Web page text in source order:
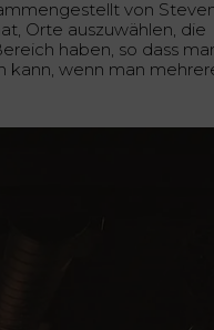
von
Orte auszuwählen, die
haben, so dass
kann, wenn man